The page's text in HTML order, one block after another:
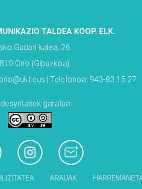
TALDEA KOOP. ELK.
Gudari kalea, 26
Orio (Gipuzkoa)
| Telefonoa: 943-83 15 27
garatua
ARAUAK